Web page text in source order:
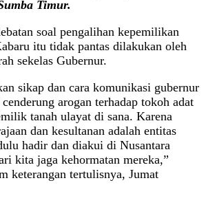
Timur.
soal pengalihan kepemilikan
itu tidak pantas dilakukan oleh
sekelas Gubernur.
sikap dan cara komunikasi gubernur
arogan terhadap tokoh adat
tanah ulayat di sana. Karena
dan kesultanan adalah entitas
hadir dan diakui di Nusantara
kita jaga kehormatan mereka,”
keterangan tertulisnya, Jumat